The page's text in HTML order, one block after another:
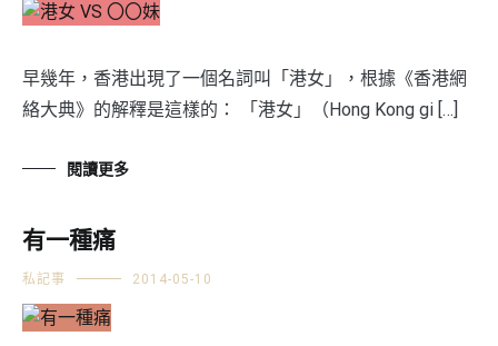
早幾年，香港出現了一個名詞叫「港女」，根據《香港網
絡大典》的解釋是這樣的： 「港女」（Hong Kong gi […]
閱讀更多
有一種痛
私記事 2014-05-10